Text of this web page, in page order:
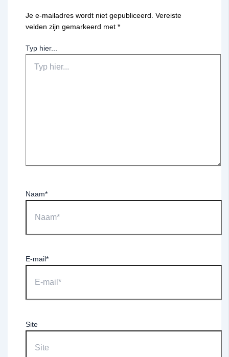
Je e-mailadres wordt niet gepubliceerd.
Vereiste
velden zijn gemarkeerd met *
Typ hier...
Naam*
E-mail*
Site